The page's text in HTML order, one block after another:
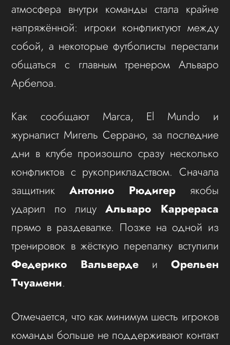
атмосфера внутри команды стала крайне
напряжённой: игроки конфликтуют между
собой, а некоторые футболисты перестали
общаться с главным тренером Альваро
Арбелоа.
Как сообщают Marca, El Mundo и
журналист Мигель Серрано, за последние
дни в клубе произошло сразу несколько
конфликтов с рукоприкладством. Сначала
защитникАнтонио Рюдигерякобы
ударил по лицуАльваро Каррераса
прямо в раздевалке. Позже на одной из
тренировок в жёсткую перепалку вступили
Федерико Вальверде и Орельен
Тчуамени.
Отмечается, что как минимум шесть игроков
команды больше не поддерживают контакт